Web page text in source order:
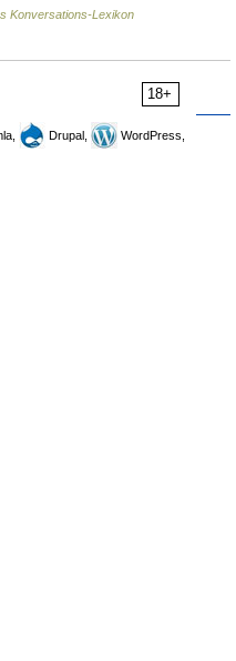
Konversations-Lexikon
18+
Drupal,
WordPress,